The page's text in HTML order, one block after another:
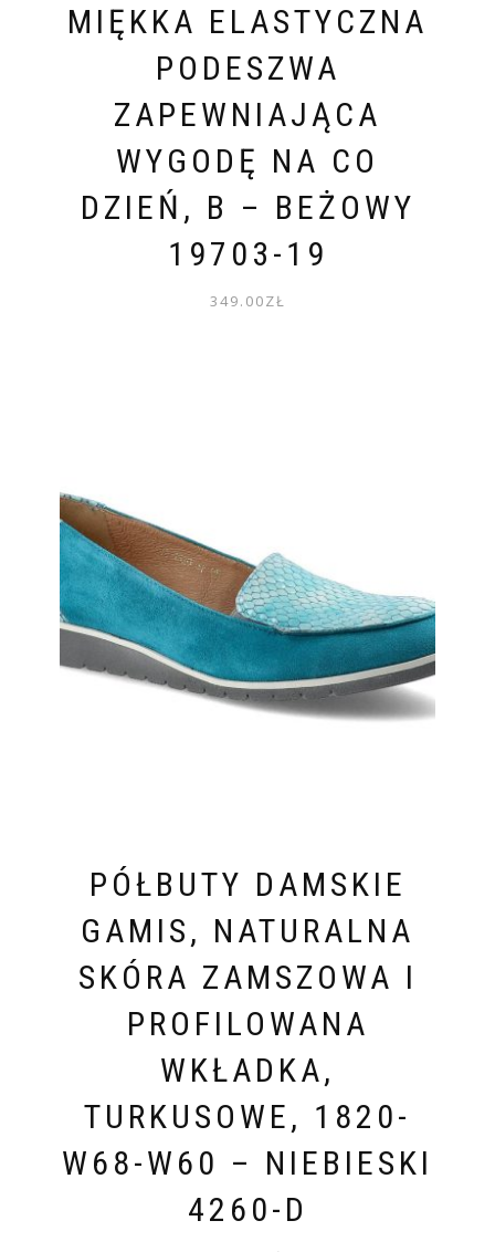
MIĘKKA ELASTYCZNA
PODESZWA
ZAPEWNIAJĄCA
WYGODĘ NA CO
DZIEŃ, B – BEŻOWY
19703-19
349.00ZŁ
PÓŁBUTY DAMSKIE
GAMIS, NATURALNA
SKÓRA ZAMSZOWA I
PROFILOWANA
WKŁADKA,
TURKUSOWE, 1820-
W68-W60 – NIEBIESKI
4260-D